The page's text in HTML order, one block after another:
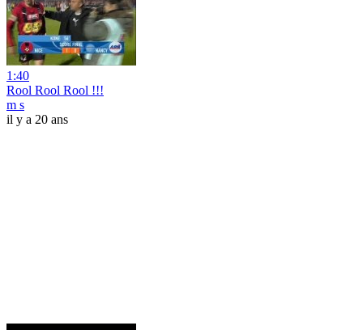
1:40
Rool Rool Rool !!!
m s
il y a 20 ans